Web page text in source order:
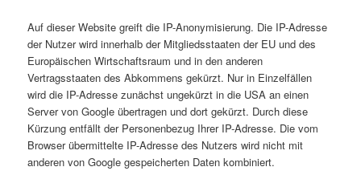
Auf dieser Website greift die IP-Anonymisierung. Die IP-Adresse
der Nutzer wird innerhalb der Mitgliedsstaaten der EU und des
Europäischen Wirtschaftsraum und in den anderen
Vertragsstaaten des Abkommens gekürzt. Nur in Einzelfällen
wird die IP-Adresse zunächst ungekürzt in die USA an einen
Server von Google übertragen und dort gekürzt. Durch diese
Kürzung entfällt der Personenbezug Ihrer IP-Adresse. Die vom
Browser übermittelte IP-Adresse des Nutzers wird nicht mit
anderen von Google gespeicherten Daten kombiniert.